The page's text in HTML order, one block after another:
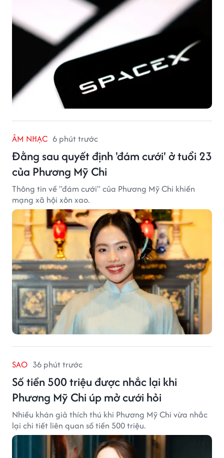
ÂM NHẠC 6 phút trước
Đằng sau quyết định 'đám cưới' ở tuổi 23
của Phương Mỹ Chi
Thông tin về "đám cưới" của Phương Mỹ Chi khiến
mạng xã hội xôn xao.
SAO 36 phút trước
Số tiền 500 triệu được nhắc lại khi
Phương Mỹ Chi úp mở cưới hỏi
Nhiều khán giả thích thú khi Phương Mỹ Chi vừa nhắc
lại chi tiết liên quan số tiền 500 triệu.